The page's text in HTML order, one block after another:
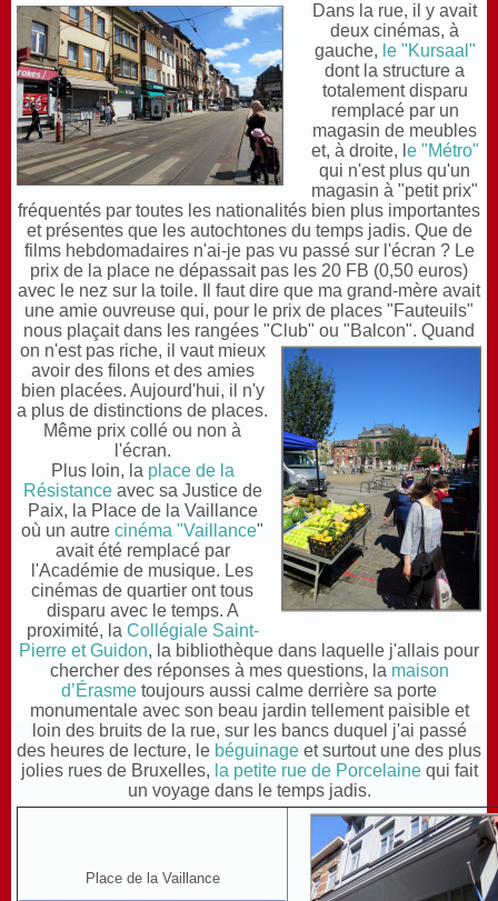
Dans la rue, il y avait
deux cinémas, à
gauche, le "Kursaal"
dont la structure a
totalement disparu
remplacé par un
magasin de meubles
et, à droite, l e "Métro"
qui n'est plus qu'un
magasin à "petit prix"
fréquentés par toutes les nationalités bien plus importantes
et présentes que les autochtones du temps jadis. Que de
films hebdomadaires n'ai-je pas vu passé sur l'écran ? Le
prix de la place ne dépassait pas les 20 FB (0,50 euros)
avec le nez sur la toile. Il faut dire que ma grand-mère avait
une amie ouvreuse qui, pour le prix de places "Fauteuils"
nous plaçait dans les rangées "Club" ou "Balcon". Quand
on n'est pas riche, il vaut mieux
avoir des filons et des amies
bien placées. Aujourd'hui, il n'y
a plus de distinctions de places.
Même prix collé ou non à
l'écran.
Plus loin, la place de la
Résistanceavec sa Justice de
Paix, la Place de la Vaillance
où un autrecinéma "Vaillance"
avait été remplacé par
l'Académie de musique. Les
cinémas de quartier ont tous
disparu avec le temps. A
proximité, la Collégiale Saint-
Pierre et Guidon, la bibliothèque dans laquelle j'allais pour
chercher des réponses à mes questions, la maison
d’Érasme toujours aussi calme derrière sa porte
monumentale avec son beau jardin tellement paisible et
loin des bruits de la rue, sur les bancs duquel j'ai passé
des heures de lecture, le béguinage et surtout une des plus
jolies rues de Bruxelles, la petite rue de Porcelainequi fait
un voyage dans le temps jadis.
Place de la Vaillance